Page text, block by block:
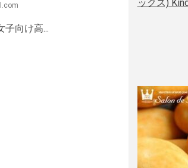
向け高...
ックス)